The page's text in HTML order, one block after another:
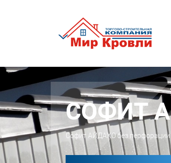
СОФИТ
Софит АЙДАХО без перфорации